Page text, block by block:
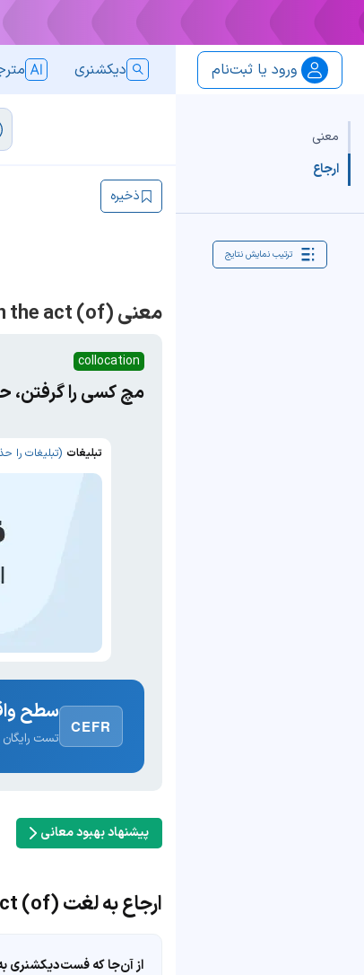
ورود یا ثبت‌نام دیکشنری
معنی
ارجاع
ترتیب نمایش نتایج
ذخیره
معنی catch in the act (of)
collocation
مچ کسی را گرفتن،
تبلیغات (تبلیغات را
CEFR
سطح
تست رایگان · ۳۰ سوال · نتیجه
پیشنهاد بهبود معانی
ارجاع به لغت catch in the act (of)
از آن‌جا که فست‌دیکشنری